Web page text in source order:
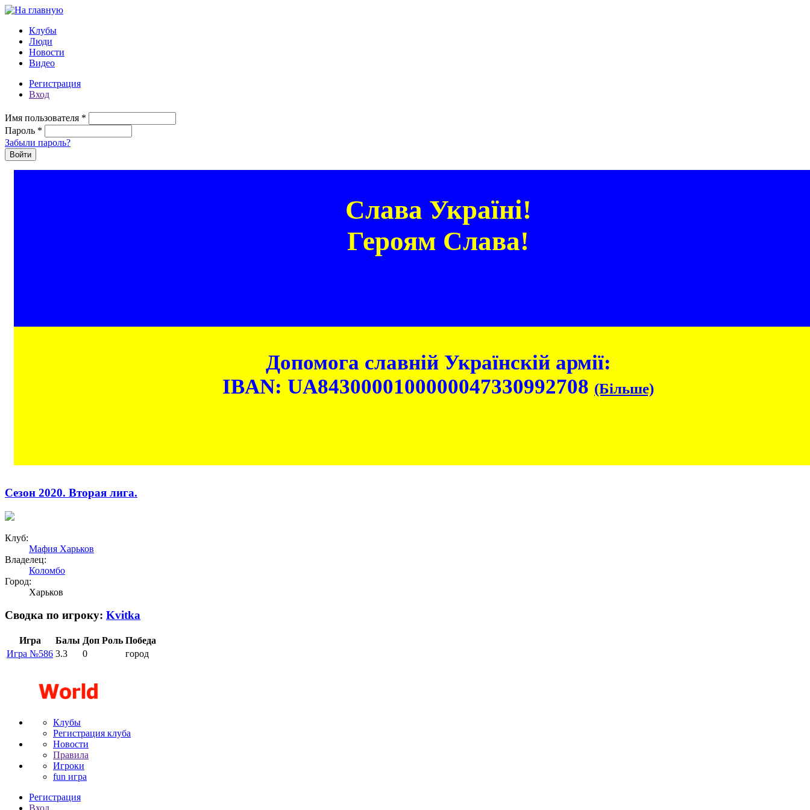
Перейти к основному содержанию
Клубы
Люди
Новости
Видео
Регистрация
Вход
Имя пользователя *
Пароль *
Забыли пароль?
Слава Україні!
Героям Слава!
Допомога славній Українскій армії:
IBAN: UA8430000100000047330992708 (Більше)
Сезон 2020. Вторая лига.
Клуб:
Мафия Харьков
Владелец:
Коломбо
Город:
Харьков
Сводка по игроку: Kvitka
Игра Балы Доп Роль Победа
Игра №586 3.3 0 город
Клубы
Регистрация клуба
Новости
Правила
Игроки
fun игра
Регистрация
Вход